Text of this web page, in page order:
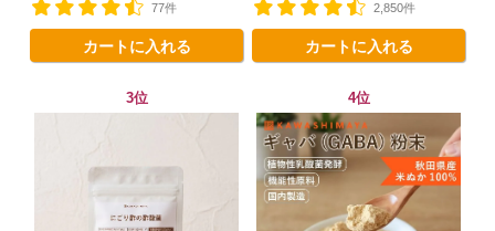
77件
カートに入れる
2,850件
カートに入れる
3位 4位